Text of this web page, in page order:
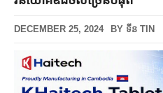
DECEMBER 25, 2024 BY ទីន TIN